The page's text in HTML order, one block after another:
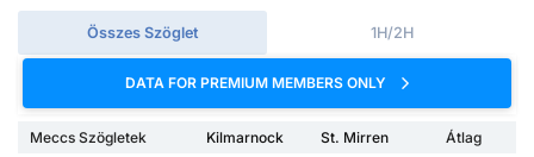
Összes Szöglet 1H/2H
DATA FOR PREMIUM MEMBERS ONLY
Meccs Szögletek Kilmarnock St. Mirren
Átlag